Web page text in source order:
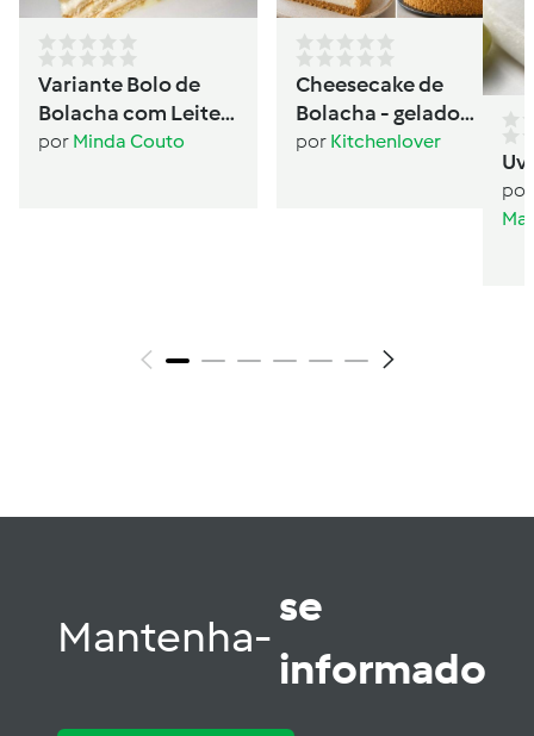
Variante Bolo de
Bolacha com Leite
Condensado
por Minda Couto
Cheesecake de
Bolacha - gelado
sanduíche
por Kitchenlover
por
Mantenha-
se
informado